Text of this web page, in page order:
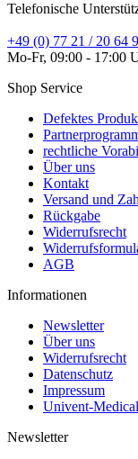
Telefonische
+49 (0) 77 21 / 20 64
Mo-Fr, 09:00 - 17:00
Shop Service
Defektes
rechtliche
Über uns
Kontakt
Versand und
Rückgabe
Widerrufsrecht
AGB
Informationen
Newsletter
Über uns
Widerrufsrecht
Datenschutz
Impressum
Univent-
Newsletter